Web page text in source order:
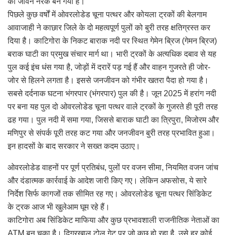
पिछले कुछ वर्षों में ओवरलोडेड चूना पत्थर और कोयला ट्रकों की बेलगाम
आवाजाही ने काछार जिले के दो महत्वपूर्ण पुलों को बुरी तरह क्षतिग्रस्त कर
दिया है। काटिगोरा के निकट बाराक नदी पर स्थित गेमेन ब्रिज (गेमन ब्रिज)
बराक घाटी का प्रमुख संचार मार्ग था। भारी ट्रकों के अत्यधिक दबाव से यह
पुल कई इंच धंस गया है, जोड़ों में दरारें पड़ गई हैं और वाहन गुजरते ही जोर-
जोर से हिलने लगता है। इससे जनजीवन को गंभीर खतरा पैदा हो गया है।
सबसे दर्दनाक घटना भंगरपार (भंगरपार) पुल की है। जून 2025 में हरांग नदी
पर बना यह पुल दो ओवरलोडेड चूना पत्थर वाले ट्रकों के गुजरते ही पूरी तरह
ढह गया। पुल नदी में समा गया, जिससे बाराक घाटी का त्रिपुरा, मिजोरम और
मणिपुर से संपर्क पूरी तरह कट गया और जनजीवन बुरी तरह प्रभावित हुआ।
इन हादसों के बाद सरकार ने सख्त कदम उठाए।
ओवरलोडेड वाहनों पर पूर्ण प्रतिबंध, पुलों पर वजन सीमा, नियमित वजन जांच
और दंडात्मक कार्रवाई के आदेश जारी किए गए। लेकिन अफसोस, ये सारे
निर्देश सिर्फ कागजों तक सीमित रह गए। ओवरलोडेड चूना पत्थर सिंडिकेट
के ट्रक आज भी खुलेआम घूम रहे हैं।
काटिगोरा अब सिंडिकेट माफिया और कुछ प्रभावशाली राजनीतिक नेताओं का